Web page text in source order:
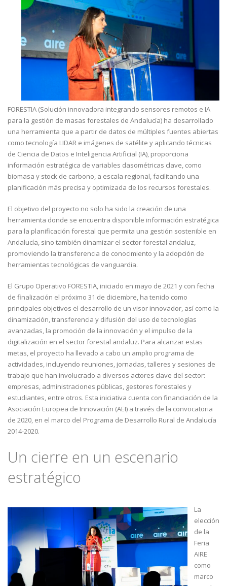
FORESTIA (Solución innovadora integrando sensores remotos e IA
para la gestión de masas forestales de Andalucía) ha desarrollado
una herramienta que a partir de datos de múltiples fuentes abiertas
como tecnología LIDAR e imágenes de satélite y aplicando técnicas
de Ciencia de Datos e Inteligencia Artificial (IA), proporciona
información estratégica de variables dasométricas clave, como
biomasa y stock de carbono, a escala regional, facilitando una
planificación más precisa y optimizada de los recursos forestales.
El objetivo del proyecto no solo ha sido la creación de una
herramienta donde se encuentra disponible información estratégica
para la planificación forestal que permita una gestión sostenible en
Andalucía, sino también dinamizar el sector forestal andaluz,
promoviendo la transferencia de conocimiento y la adopción de
herramientas tecnológicas de vanguardia.
El Grupo Operativo FORESTIA, iniciado en mayo de 2021 y con fecha
de finalización el próximo 31 de diciembre, ha tenido como
principales objetivos el desarrollo de un visor innovador, así como la
dinamización, transferencia y difusión del uso de tecnologías
avanzadas, la promoción de la innovación y el impulso de la
digitalización en el sector forestal andaluz. Para alcanzar estas
metas, el proyecto ha llevado a cabo un amplio programa de
actividades, incluyendo reuniones, jornadas, talleres y sesiones de
trabajo que han involucrado a diversos actores clave del sector:
empresas, administraciones públicas, gestores forestales y
estudiantes, entre otros. Esta iniciativa cuenta con financiación de la
Asociación Europea de Innovación (AEI) a través de la convocatoria
de 2020, en el marco del Programa de Desarrollo Rural de Andalucía
2014-2020.
Un cierre en un escenario
estratégico
La
elección
de la
Feria
AIRE
como
marco